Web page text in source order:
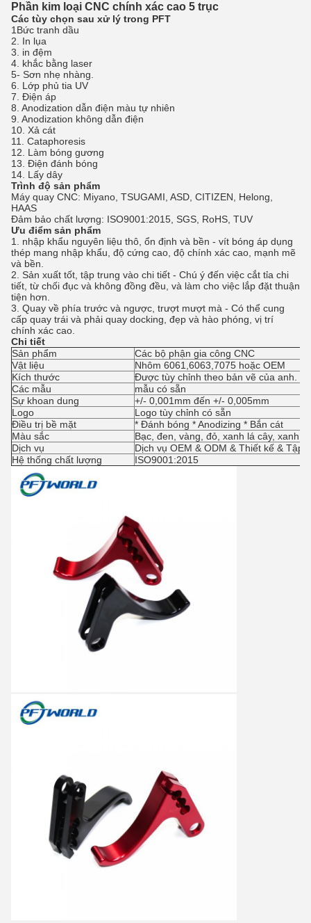
Phần kim loại CNC chính xác cao 5 trục
Các tùy chọn sau xử lý trong PFT
1Bức tranh dầu
2. In lụa
3. in đệm
4. khắc bằng laser
5- Sơn nhẹ nhàng.
6. Lớp phủ tia UV
7. Điện áp
8. Anodization dẫn điện màu tự nhiên
9. Anodization không dẫn điện
10. Xả cát
11. Cataphoresis
12. Làm bóng gương
13. Điện đánh bóng
14. Lấy dây
Trình độ sản phẩm
Máy quay CNC: Miyano, TSUGAMI, ASD, CITIZEN, Helong,
HAAS
Đảm bảo chất lượng: ISO9001:2015, SGS, RoHS, TUV
Ưu điểm sản phẩm
1. nhập khẩu nguyên liệu thô, ổn định và bền - vít bóng áp dụng
thép mang nhập khẩu, độ cứng cao, độ chính xác cao, mạnh mẽ
và bền.
2. Sản xuất tốt, tập trung vào chi tiết - Chú ý đến việc cắt tỉa chi
tiết, từ chối đục và không đồng đều, và làm cho việc lắp đặt thuận
tiện hơn.
3. Quay về phía trước và ngược, trượt mượt mà - Có thể cung
cấp quay trái và phải quay docking, đẹp và hào phóng, vị trí
chính xác cao.
Chi tiết
Sản phẩm
Các bộ phận gia công CNC
Vật liệu
Nhôm 6061,6063,7075 hoặc OEM
Kích thước
Được tùy chỉnh theo bản vẽ của anh.
Các mẫu
mẫu có sẵn
Sự khoan dung
+/- 0,001mm đến +/- 0,005mm
Logo
Logo tùy chỉnh có sẵn
Điều trị bề mặt
* Đánh bóng * Anodizing * Bắn cát
Màu sắc
Bạc, đen, vàng, đỏ, xanh lá cây, xanh
Dịch vụ
Dịch vụ OEM & ODM & Thiết kế & Tập
Hệ thống chất lượng
ISO9001:2015